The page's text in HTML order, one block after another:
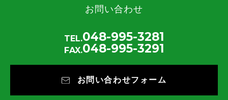
お問い合わせ
TEL.048-995-3281
FAX.048-995-3291
お問い合わせフォーム